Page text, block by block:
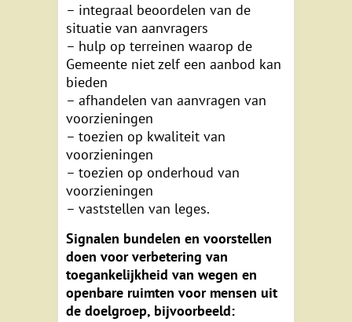
– integraal beoordelen van de
situatie van aanvragers
– hulp op terreinen waarop de
Gemeente niet zelf een aanbod kan
bieden
– afhandelen van aanvragen van
voorzieningen
– toezien op kwaliteit van
voorzieningen
– toezien op onderhoud van
voorzieningen
– vaststellen van leges.
Signalen bundelen en voorstellen
doen voor verbetering van
toegankelijkheid van wegen en
openbare ruimten voor mensen uit
de doelgroep, bijvoorbeeld: